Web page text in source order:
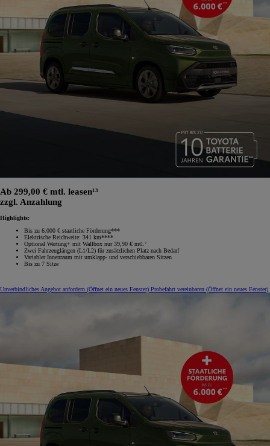
Ab 299,00 € mtl. leasen¹³
zzgl. Anzahlung
Highlights:
Bis zu 6.000 € staatliche Förderung***
Elektrische Reichweite: 341 km****
Optional Wartung+ mit Wallbox nur 39,90 € mtl.⁷
Zwei Fahrzeuglängen (L1/L2) für zusätzlichen Platz nach Bedarf
Variabler Innenraum mit umklapp‑ und verschiebbaren Sitzen
Bis zu 7 Sitze
Unverbindliches Angebot anfordern (Öffnet ein neues Fenster) Probefahrt vereinbaren (Öffnet ein neues Fenster)